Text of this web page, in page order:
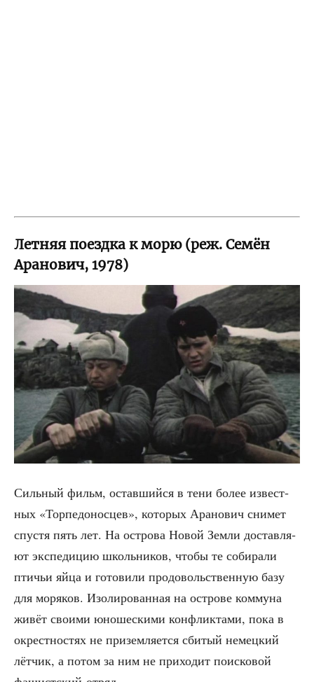
Летняя поездка к морю (реж. Семён
Аранович, 1978)
Силь­ный фильм, остав­ший­ся в тени более извест­
ных «Тор­пе­до­нос­цев», кото­рых Ара­но­вич сни­мет
спу­стя пять лет. На ост­ро­ва Новой Зем­ли достав­ля­
ют экс­пе­ди­цию школь­ни­ков, что­бы те соби­ра­ли
пти­чьи яйца и гото­ви­ли про­до­воль­ствен­ную базу
для моря­ков. Изо­ли­ро­ван­ная на ост­ро­ве ком­му­на
живёт сво­и­ми юно­ше­ски­ми кон­флик­та­ми, пока в
окрест­но­стях не при­зем­ля­ет­ся сби­тый немец­кий
лёт­чик, а потом за ним не при­хо­дит поис­ко­вой